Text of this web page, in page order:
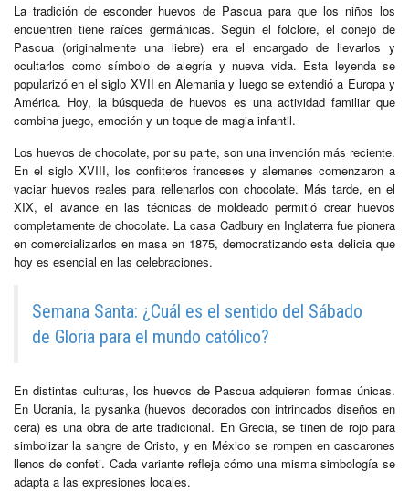
La tradición de esconder huevos de Pascua para que los niños los
encuentren tiene raíces germánicas. Según el folclore, el conejo de
Pascua (originalmente una liebre) era el encargado de llevarlos y
ocultarlos como símbolo de alegría y nueva vida. Esta leyenda se
popularizó en el siglo XVII en Alemania y luego se extendió a Europa y
América. Hoy, la búsqueda de huevos es una actividad familiar que
combina juego, emoción y un toque de magia infantil.
Los huevos de chocolate, por su parte, son una invención más reciente.
En el siglo XVIII, los confiteros franceses y alemanes comenzaron a
vaciar huevos reales para rellenarlos con chocolate. Más tarde, en el
XIX, el avance en las técnicas de moldeado permitió crear huevos
completamente de chocolate. La casa Cadbury en Inglaterra fue pionera
en comercializarlos en masa en 1875, democratizando esta delicia que
hoy es esencial en las celebraciones.
Semana Santa: ¿Cuál es el sentido del Sábado
de Gloria para el mundo católico?
En distintas culturas, los huevos de Pascua adquieren formas únicas.
En Ucrania, la pysanka (huevos decorados con intrincados diseños en
cera) es una obra de arte tradicional. En Grecia, se tiñen de rojo para
simbolizar la sangre de Cristo, y en México se rompen en cascarones
llenos de confeti. Cada variante refleja cómo una misma simbología se
adapta a las expresiones locales.